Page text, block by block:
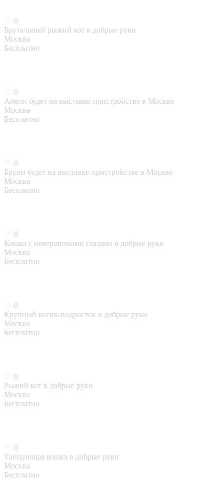
0
Брутальный рыжий кот в добрые руки
Москва
Бесплатно
0
Амели будет на выставке-пристройстве в Москве
Москва
Бесплатно
0
Бруни будет на выставке-пристройстве в Москве
Москва
Бесплатно
0
Кошка с невероятными глазами в добрые руки
Москва
Бесплатно
0
Крупный котик-подросток в добрые руки
Москва
Бесплатно
0
Рыжий кот в добрые руки
Москва
Бесплатно
0
Танцующая кошка в добрые руки
Москва
Бесплатно